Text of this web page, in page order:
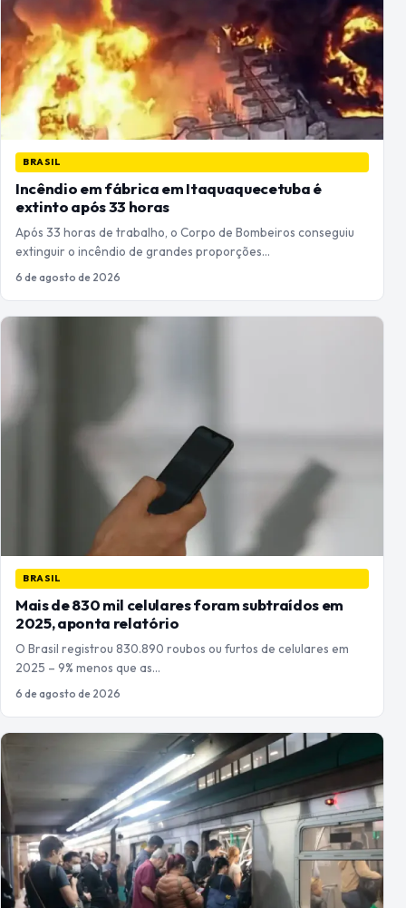
BRASIL
Incêndio em fábrica em Itaquaquecetuba é
extinto após 33 horas
Após 33 horas de trabalho, o Corpo de Bombeiros conseguiu
extinguir o incêndio de grandes proporções…
6 de agosto de 2026
BRASIL
Mais de 830 mil celulares foram subtraídos em
2025, aponta relatório
O Brasil registrou 830.890 roubos ou furtos de celulares em
2025 – 9% menos que as…
6 de agosto de 2026